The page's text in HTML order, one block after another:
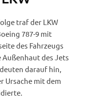
traf der LKW
787-9 mit
des Fahrzeugs
des Jets
darauf hin,
Ursache mit dem